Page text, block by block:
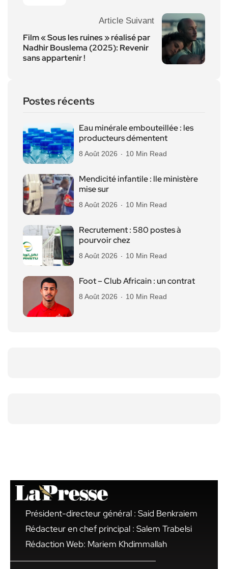
Article Suivant
Film « Sous les ruines » réalisé par
Nadhir Bouslema (2025): Revenir
sans appartenir !
Postes récents
Eau minérale embouteillée : les
producteurs démentent
8 Août 2026 10 Min Read
Mendicité infantile : lle ministère
mise sur
8 Août 2026 10 Min Read
Recrutement : 580 postes à
pourvoir chez
8 Août 2026 10 Min Read
Foot – Club Africain : un contrat
8 Août 2026 10 Min Read
Président-directeur général : Said Benkraiem
Rédacteur en chef principal : Salem Trabelsi
Rédaction Web: Mariem Khdimmallah